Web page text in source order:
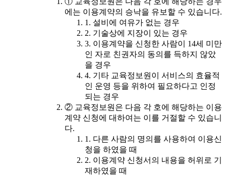
에는 이용계약의 승낙을 유보할 수 있습니다.
1. 설비에 여유가 없는 경우
2. 기술상에 지장이 있는 경우
3. 이용계약을 신청한 사람이 14세 미만
인 자로 친권자의 동의를 득하지 않았
을 경우
4. 기타 교육정보원이 서비스의 효율적
인 운영 등을 위하여 필요하다고 인정
되는 경우
② 교육정보원은 다음 각 호에 해당하는 이용
계약 신청에 대하여는 이를 거절할 수 있습니
다.
1. 다른 사람의 명의를 사용하여 이용신
청을 하였을 때
2. 이용계약 신청서의 내용을 허위로 기
재하였을 때